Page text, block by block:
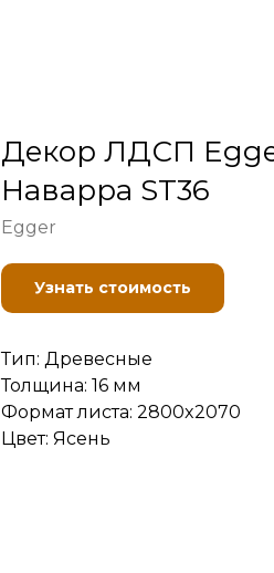
Декор ЛДСП
Наварра ST36
Egger
Узнать стоимость
Тип: Древесные
Толщина: 16 мм
Формат листа: 2800x2070
Цвет: Ясень